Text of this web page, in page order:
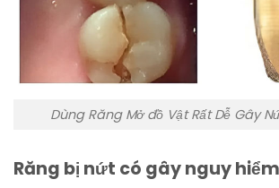
Dùng Răng Mở đồ Vật Rất Dễ Gây
Răng bị nứt có gây nguy